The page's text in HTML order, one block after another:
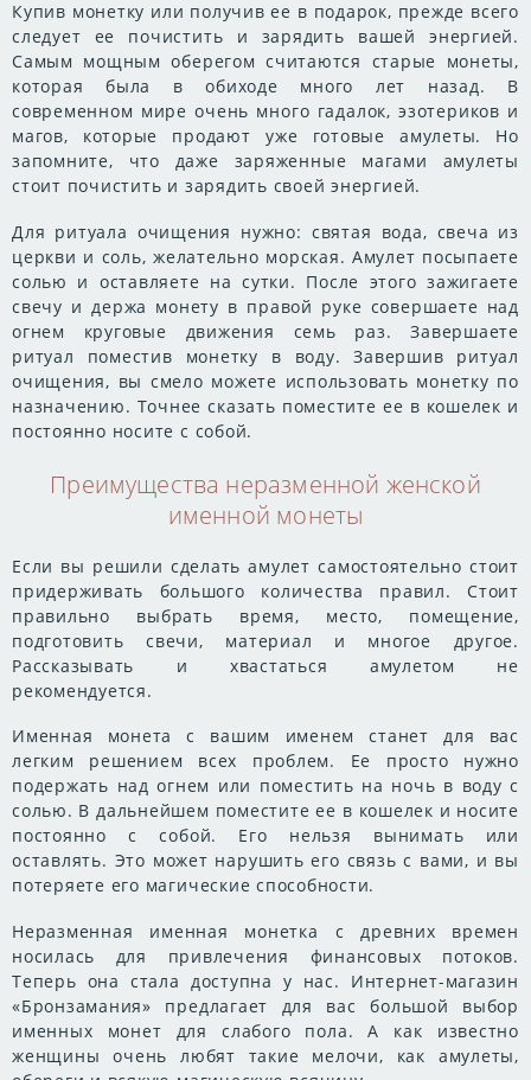
Купив монетку или получив ее в подарок, прежде всего
следует ее почистить и зарядить вашей энергией.
Самым мощным оберегом считаются старые монеты,
которая была в обиходе много лет назад. В
современном мире очень много гадалок, эзотериков и
магов, которые продают уже готовые амулеты. Но
запомните, что даже заряженные магами амулеты
стоит почистить и зарядить своей энергией.
Для ритуала очищения нужно: святая вода, свеча из
церкви и соль, желательно морская. Амулет посыпаете
солью и оставляете на сутки. После этого зажигаете
свечу и держа монету в правой руке совершаете над
огнем круговые движения семь раз. Завершаете
ритуал поместив монетку в воду. Завершив ритуал
очищения, вы смело можете использовать монетку по
назначению. Точнее сказать поместите ее в кошелек и
постоянно носите с собой.
Преимущества неразменной женской
именной монеты
Если вы решили сделать амулет самостоятельно стоит
придерживать большого количества правил. Стоит
правильно выбрать время, место, помещение,
подготовить свечи, материал и многое другое.
Рассказывать и хвастаться амулетом не
рекомендуется.
Именная монета с вашим именем станет для вас
легким решением всех проблем. Ее просто нужно
подержать над огнем или поместить на ночь в воду с
солью. В дальнейшем поместите ее в кошелек и носите
постоянно с собой. Его нельзя вынимать или
оставлять. Это может нарушить его связь с вами, и вы
потеряете его магические способности.
Неразменная именная монетка с древних времен
носилась для привлечения финансовых потоков.
Теперь она стала доступна у нас. Интернет-магазин
«Бронзамания» предлагает для вас большой выбор
именных монет для слабого пола. А как известно
женщины очень любят такие мелочи, как амулеты,